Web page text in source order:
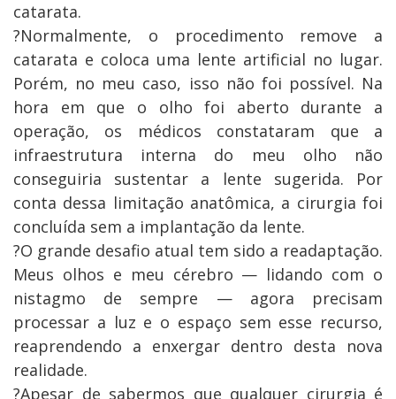
catarata.
?Normalmente, o procedimento remove a
catarata e coloca uma lente artificial no lugar.
Porém, no meu caso, isso não foi possível. Na
hora em que o olho foi aberto durante a
operação, os médicos constataram que a
infraestrutura interna do meu olho não
conseguiria sustentar a lente sugerida. Por
conta dessa limitação anatômica, a cirurgia foi
concluída sem a implantação da lente.
?O grande desafio atual tem sido a readaptação.
Meus olhos e meu cérebro — lidando com o
nistagmo de sempre — agora precisam
processar a luz e o espaço sem esse recurso,
reaprendendo a enxergar dentro desta nova
realidade.
?Apesar de sabermos que qualquer cirurgia é